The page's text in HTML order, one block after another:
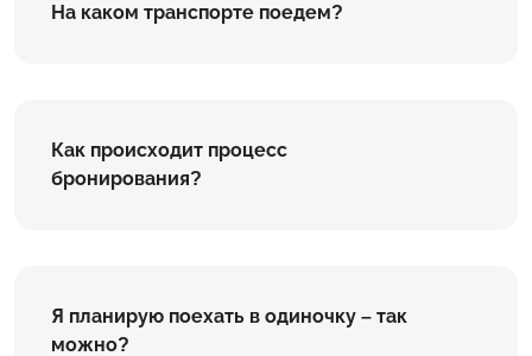
На каком транспорте поедем?
Как происходит процесс
бронирования?
Я планирую поехать в одиночку – так
можно?